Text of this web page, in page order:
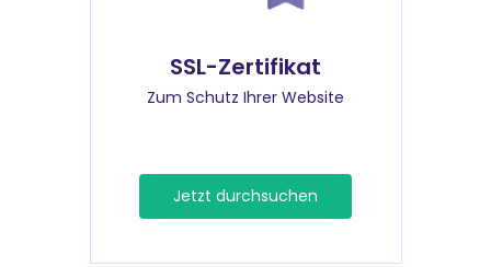
SSL-Zertifikat
Zum Schutz Ihrer Website
Jetzt durchsuchen